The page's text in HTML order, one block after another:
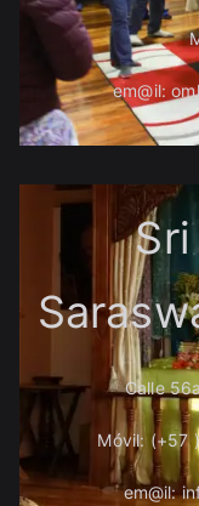
em@il:
Calle
Móvil: (+57
em@il: